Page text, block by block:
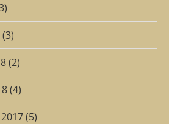
(2)
(4)
(5)